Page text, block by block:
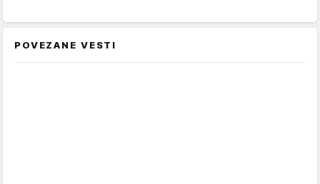
POVEZANE VESTI